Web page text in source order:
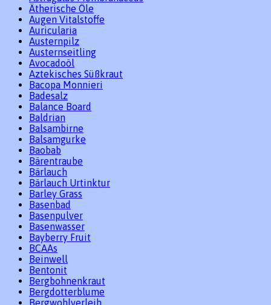
Ätherische Öle
Augen Vitalstoffe
Auricularia
Austernpilz
Austernseitling
Avocadoöl
Aztekisches Süßkraut
Bacopa Monnieri
Badesalz
Balance Board
Baldrian
Balsambirne
Balsamgurke
Baobab
Bärentraube
Bärlauch
Bärlauch Urtinktur
Barley Grass
Basenbad
Basenpulver
Basenwasser
Bayberry Fruit
BCAAs
Beinwell
Bentonit
Bergbohnenkraut
Bergdotterblume
Bergwohlverleih